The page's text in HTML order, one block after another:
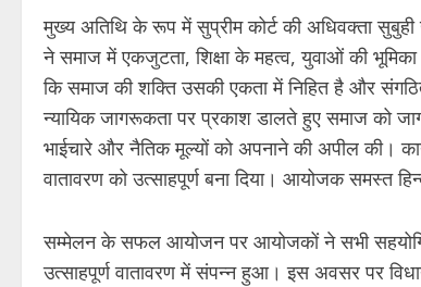
मुख्य अतिथि के रूप में सुप्रीम कोर्ट की अधिवक्ता
ने समाज में एकजुटता, शिक्षा के महत्व, युवाओं की
कि समाज की शक्ति उसकी एकता में निहित है और
न्यायिक जागरूकता पर प्रकाश डालते हुए समाज को
भाईचारे और नैतिक मूल्यों को अपनाने की अपील की।
वातावरण को उत्साहपूर्ण बना दिया। आयोजक समस्त
सम्मेलन के सफल आयोजन पर आयोजकों ने सभी
उत्साहपूर्ण वातावरण में संपन्न हुआ। इस अवसर पर